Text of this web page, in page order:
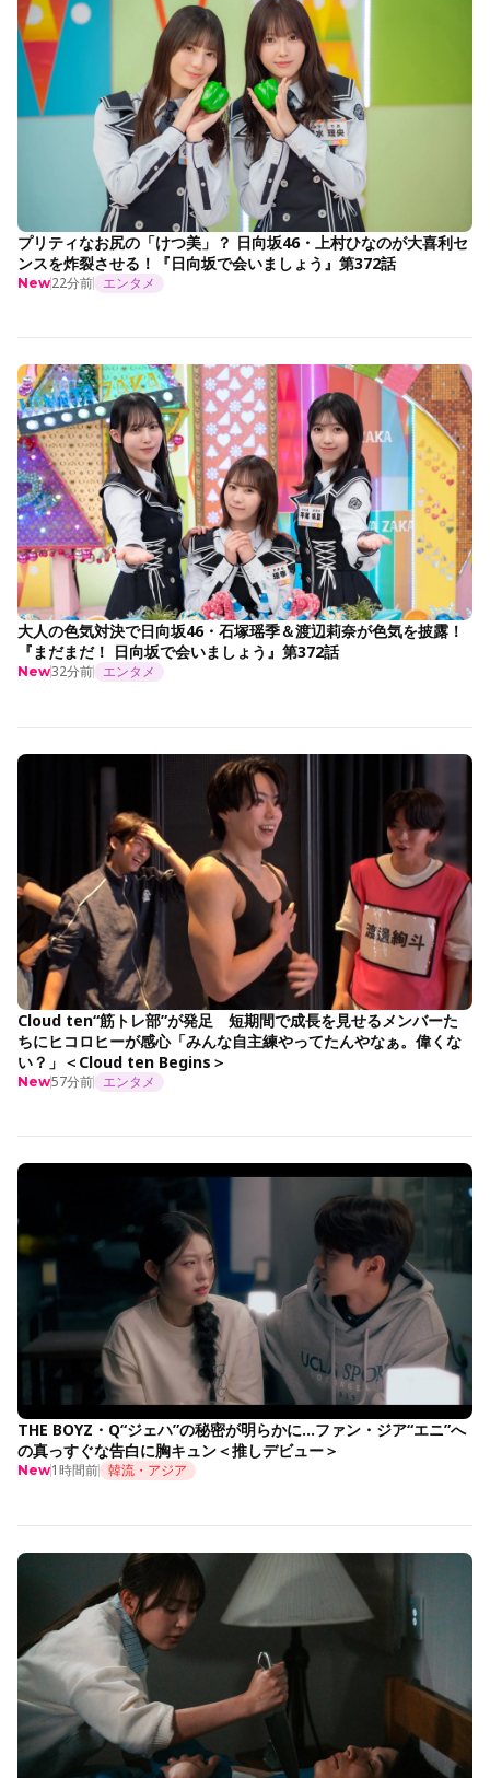
プリティなお尻の「けつ美」？ 日向坂46・上村ひなのが大喜利セ
ンスを炸裂させる！『日向坂で会いましょう』第372話
New22分前 エンタメ
大人の色気対決で日向坂46・石塚瑶季＆渡辺莉奈が色気を披露！
『まだまだ！ 日向坂で会いましょう』第372話
New32分前 エンタメ
Cloud ten“筋トレ部”が発足 短期間で成長を見せるメンバーた
ちにヒコロヒーが感心「みんな自主練やってたんやなぁ。偉くな
い？」＜Cloud ten Begins＞
New57分前 エンタメ
THE BOYZ・Q“ジェハ”の秘密が明らかに…ファン・ジア“エニ”へ
の真っすぐな告白に胸キュン＜推しデビュー＞
New1時間前 韓流・アジア